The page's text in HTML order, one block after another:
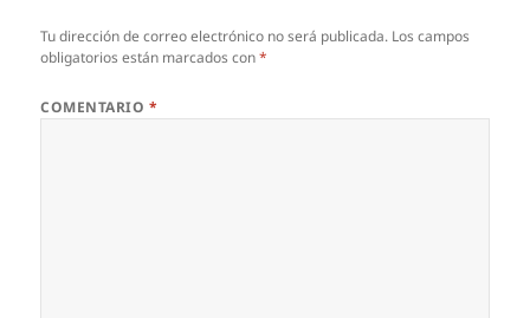
Tu dirección de correo electrónico no será publicada. Los campos
obligatorios están marcados con*
COMENTARIO *